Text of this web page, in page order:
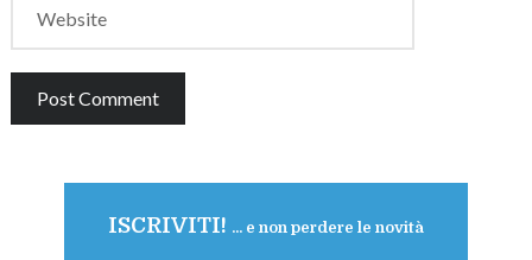
ISCRIVITI! ... e non perdere le novità